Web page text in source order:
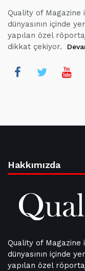
Quality of
dünyasının içinde
yapılan özel
dikkat çekiyor.
Hakkımızda
Quality of
dünyasının içinde
yapılan özel